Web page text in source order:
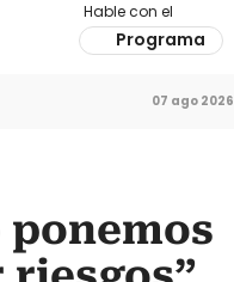
Hable con el
Programa
07 ago 2026